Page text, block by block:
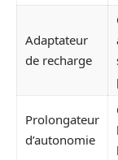
Adaptateur
de recharge
Prolongateur
d’autonomie